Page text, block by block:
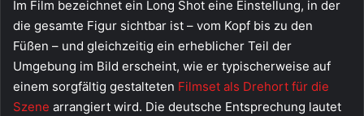
Im Film bezeichnet ein Long Shot eine Einstellung, in der
die gesamte Figur sichtbar ist – vom Kopf bis zu den
Füßen – und gleichzeitig ein erheblicher Teil der
Umgebung im Bild erscheint, wie er typischerweise auf
einem sorgfältig gestalteten Filmset als Drehort für die
Szene arrangiert wird. Die deutsche Entsprechung lautet